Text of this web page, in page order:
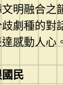
明融合之
劇種的對
感動人心
民